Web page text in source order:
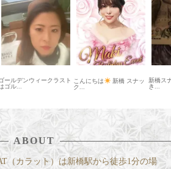
ールデンウィークラスト
ゴル...
こんにちは
新橋 スナッ
ク...
新橋ス
き...
ABOUT
（カラット）は新橋駅から徒歩1分の場